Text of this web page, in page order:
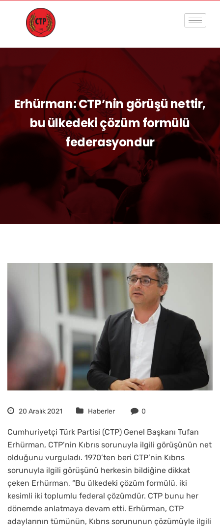
Erhürman: CTP’nin görüşü nettir,
bu ülkedeki çözüm formülü
federasyondur
20 Aralık 2021 Haberler 0
Cumhuriyetçi Türk Partisi (CTP) Genel Başkanı Tufan
Erhürman, CTP’nin Kıbrıs sorunuyla ilgili görüşünün net
olduğunu vurguladı. 1970’ten beri CTP’nin Kıbrıs
sorunuyla ilgili görüşünü herkesin bildiğine dikkat
çeken Erhürman, “Bu ülkedeki çözüm formülü, iki
kesimli iki toplumlu federal çözümdür. CTP bunu her
dönemde anlatmaya devam etti. Erhürman, CTP
adaylarının tümünün, Kıbrıs sorununun çözümüyle ilgili